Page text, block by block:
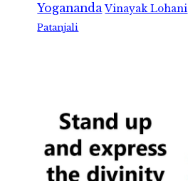
Yogananda Vinayak Lohani
Patanjali